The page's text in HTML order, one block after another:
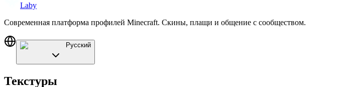
Laby
Современная платформа профилей Minecraft. Скины, плащи и общение с сообществом.
Русский
Текстуры